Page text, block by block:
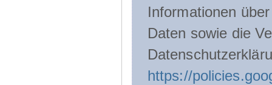
Informationen
Daten sowie die
https://